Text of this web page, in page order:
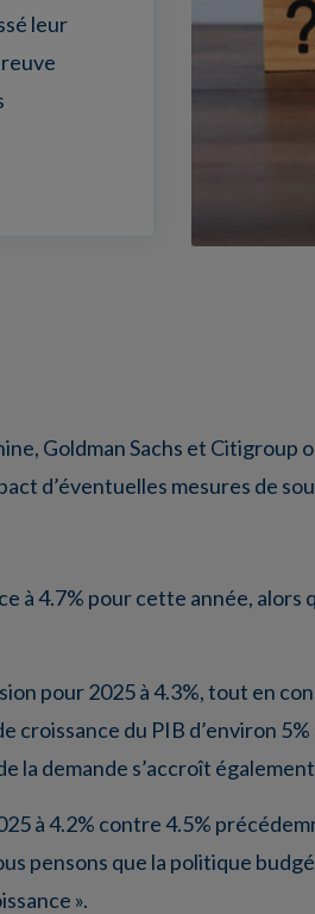
leur
Goldman Sachs et Citigroup
d’éventuelles mesures de
à 4.7% pour cette année, alors
pour 2025 à 4.3%, tout en
du PIB d’environ
la demande s’accroît également
à 4.2% contre 4.5%
pensons que la politique
».